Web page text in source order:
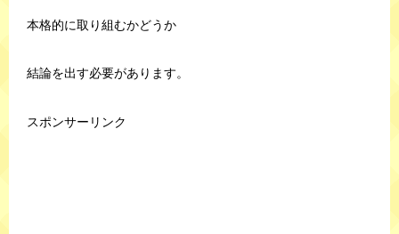
本格的に取り組むかどうか
結論を出す必要があります。
スポンサーリンク